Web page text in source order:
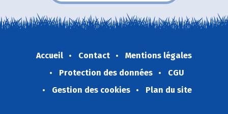
Accueil Contact
Mentions légales
Protection des données
CGU
Gestion des cookies
Plan du site